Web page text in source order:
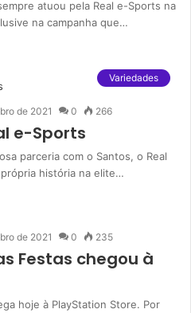
atuou pela Real e-Sports na
na campanha que…
Variedades
de 2021 0 266
e-Sports
parceria com o Santos, o Real
história na elite…
de 2021 0 235
Festas chegou à
hoje à PlayStation Store. Por